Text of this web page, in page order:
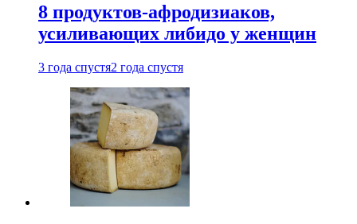
8 продуктов-афродизиаков,
усиливающих либидо у женщин
3 года спустя2 года спустя